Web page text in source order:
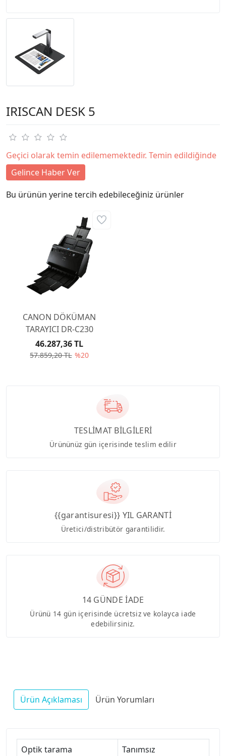
IRISCAN DESK 5
Geçici olarak temin edilememektedir. Temin edildiğinde
Gelince Haber Ver
Bu ürünün yerine tercih edebileceğiniz ürünler
CANON DÖKÜMAN
TARAYICI DR-C230
57.859,20 TL %20
46.287,36 TL
TESLİMAT BİLGİLERİ
Ürününüz gün içerisinde teslim edilir
{{garantisuresi}} YIL GARANTİ
Üretici/distribütör garantilidir.
14 GÜNDE İADE
Ürünü 14 gün içerisinde ücretsiz ve kolayca iade
edebilirsiniz.
Ürün Açıklaması Ürün Yorumları
Optik tarama
Tanımsız